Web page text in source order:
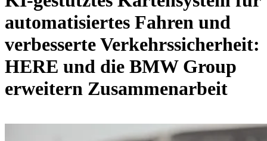
automatisiertes Fahren und
verbesserte Verkehrssicherheit:
HERE und die BMW Group
erweitern Zusammenarbeit